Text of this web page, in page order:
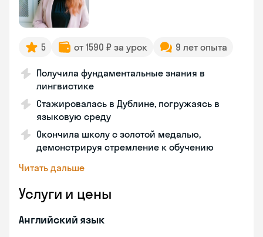
5 от 1590 ₽ за урок 9 лет опыта
Получила фундаментальные знания в
лингвистике
Стажировалась в Дублине, погружаясь в
языковую среду
Окончила школу с золотой медалью,
демонстрируя стремление к обучению
Читать дальше
Услуги и цены
Английский язык